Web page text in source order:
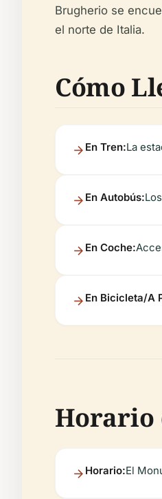
Brugherio se
el norte de Italia.
Cómo
En Tren:La
En Autobús:
En Coche:
En Bicicleta/A
Horario
Horario:El